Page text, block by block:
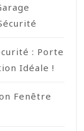
: Porte
Idéale !
Fenêtre